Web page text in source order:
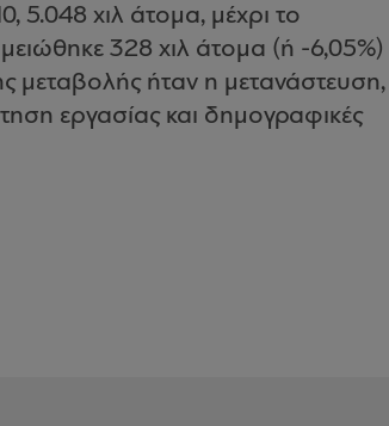
5.048 χιλ άτομα, μέχρι το
328 χιλ άτομα (ή -6,05%)
μεταβολής ήταν η μετανάστευση,
εργασίας και δημογραφικές